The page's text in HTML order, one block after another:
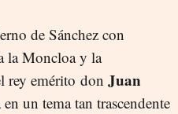
de Sánchez con
la Moncloa y la
rey emérito don Juan
un tema tan trascendente